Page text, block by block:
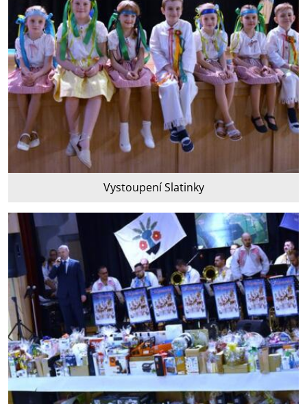
Vystoupení Slatinky